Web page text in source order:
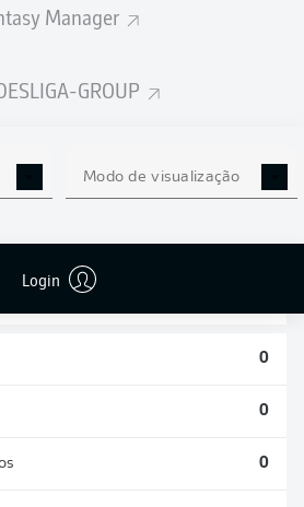
Manager
GROUP
Modo de visualização
Login
DA
2025/2026
0
0
0